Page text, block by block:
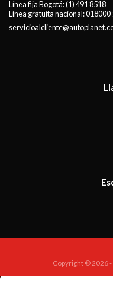
Línea fija Bogotá:(1) 491 8518
Línea gratuita nacional:018000
Copyright © 2026